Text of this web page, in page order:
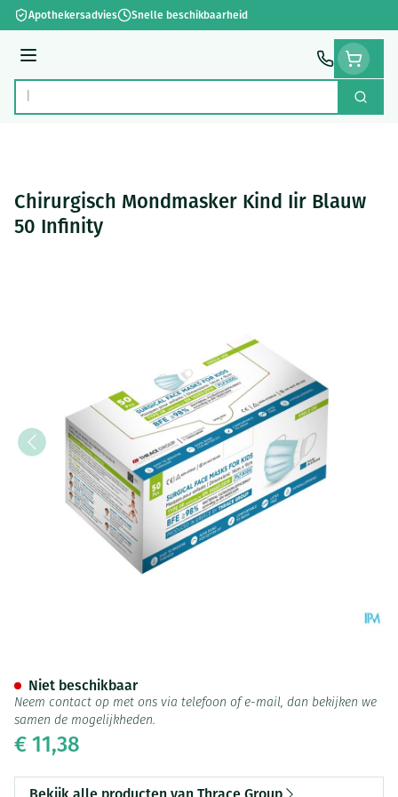
Ga naar de inhoud
Apothekersadvies Snelle beschikbaarheid
Menu
Product, merk, categorie... Zoek
Chirurgisch Mondmasker Kind Iir Blauw
50 Infinity
€ 11,38
Niet beschikbaar
Neem contact op met ons via telefoon of e-mail, dan bekijken we
samen de mogelijkheden.